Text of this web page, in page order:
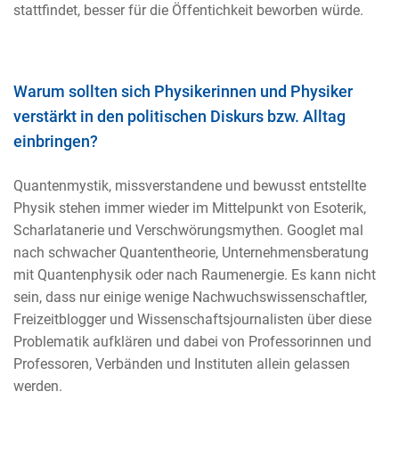
stattfindet, besser für die Öffentichkeit beworben würde.
Warum sollten sich Physikerinnen und Physiker
verstärkt in den politischen Diskurs bzw. Alltag
einbringen?
Quantenmystik, missverstandene und bewusst entstellte
Physik stehen immer wieder im Mittelpunkt von Esoterik,
Scharlatanerie und Verschwörungsmythen. Googlet mal
nach schwacher Quantentheorie, Unternehmensberatung
mit Quantenphysik oder nach Raumenergie. Es kann nicht
sein, dass nur einige wenige Nachwuchswissenschaftler,
Freizeitblogger und Wissenschaftsjournalisten über diese
Problematik aufklären und dabei von Professorinnen und
Professoren, Verbänden und Instituten allein gelassen
werden.